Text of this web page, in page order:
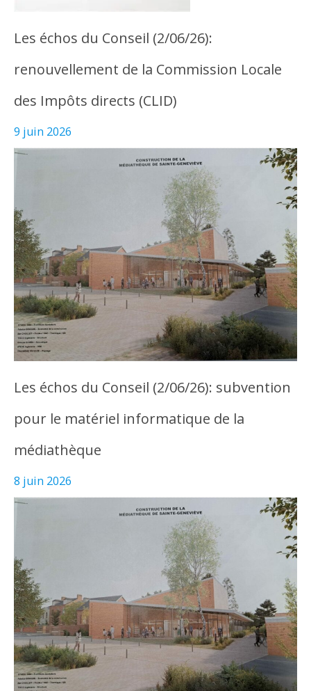
Les échos du Conseil (2/06/26):
renouvellement de la Commission Locale
des Impôts directs (CLID)
9 juin 2026
Les échos du Conseil (2/06/26): subvention
pour le matériel informatique de la
médiathèque
8 juin 2026